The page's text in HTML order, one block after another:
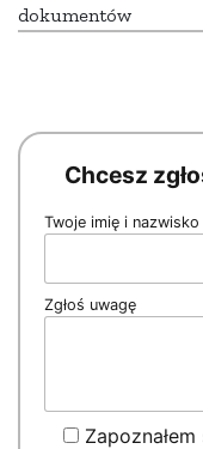
dokumentów
Chcesz
Twoje imię i nazwisko
Zgłoś uwagę